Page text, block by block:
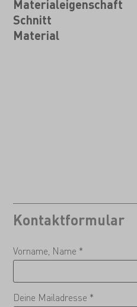
Materialeigenschaft
Schnitt
Material
Kontaktformular
Vorname, Name *
Deine Mailadresse *